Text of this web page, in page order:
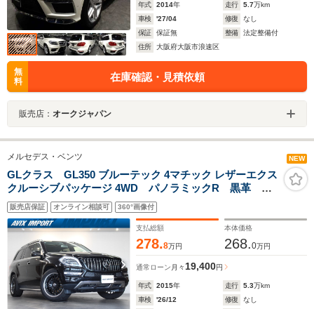
年式 2014年 走行 5.7万km
車検
'27/04 修復
なし
保証
保証無 整備
法定整備付
住所
大阪府大阪市浪速区
無
料
在庫確認・見積依頼
販売店： オークジャパン
メルセデス・ベンツ NEW
GLクラス GL350 ブルーテック 4マチック レザーエクス
クルーシブパッケージ 4WD パノラミックR 黒革 全
席シートヒーター 純正ナビ地デジ全周カメラ レーダ
ーセーフティP キーレスゴー 電動Rゲート 社外
20AW 禁煙
販売店保証 オンライン相談可 360°画像付
支払総額
278.8万円
本体価格
268.0万円
通常ローン 月々19,400円
年式 2015年 走行 5.3万km
車検
'26/12 修復
なし